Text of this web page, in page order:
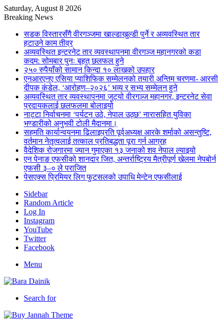
Saturday, August 8 2026
Breaking News
सडक विस्तारसँगै वीरगञ्जमा खाल्डाखुल्डी पुर्ने र अव्यवस्थित तार
हटाउने काम तीव्र
अव्यवस्थित इन्टरनेट तार व्यवस्थापनमा वीरगञ्ज महानगरको कडा
कदम: सोमबार पुनः बृहत् छलफल हुने
२५० रुपैयाँको सामान किन्दा १० लाखको उपहार
एनआरएनए एसिया प्याशिफिक सम्मेलनको तयारी अन्तिम चरणमा- आरसी
दीपक कंडेल, ‘आरोहण–२०२६’ भव्य र सभ्य सम्मेलन हुने
अव्यवस्थित तार व्यवस्थापनमा जुट्यो वीरगञ्ज महानगर, इन्टरनेट सेवा
प्रदायकलाई छलफलमा बोलाइयो
नाट्टा निर्वाचनमा ‘पर्यटन उठे, नेपाल उठ्छ’ नारासहित युविका
भण्डारीको अनुभवी टोली मैदानमा।
सहमति कार्यान्वयनमा ढिलाइप्रति पूर्वअध्यक्ष आरके शर्माको असन्तुष्टि,
वर्तमान नेतृत्वलाई तत्काल प्रतिबद्धता पूरा गर्न आग्रह
वैदेशिक रोजगारमा ज्यान गुमाएका १३ जनाको शव नेपाल ल्याइयो
एन पेनाङ एफसीको शानदार जित, अन्तर्राष्ट्रिय मैत्रीपूर्ण खेलमा नेपबोर्न
एफसी ३–० ले पराजित
पेसएक्स प्रिमियर लिग फुटसलको उपाधि मेन्टेन एफसीलाई
Sidebar
Random Article
Log In
Instagram
YouTube
Twitter
Facebook
Menu
Search for